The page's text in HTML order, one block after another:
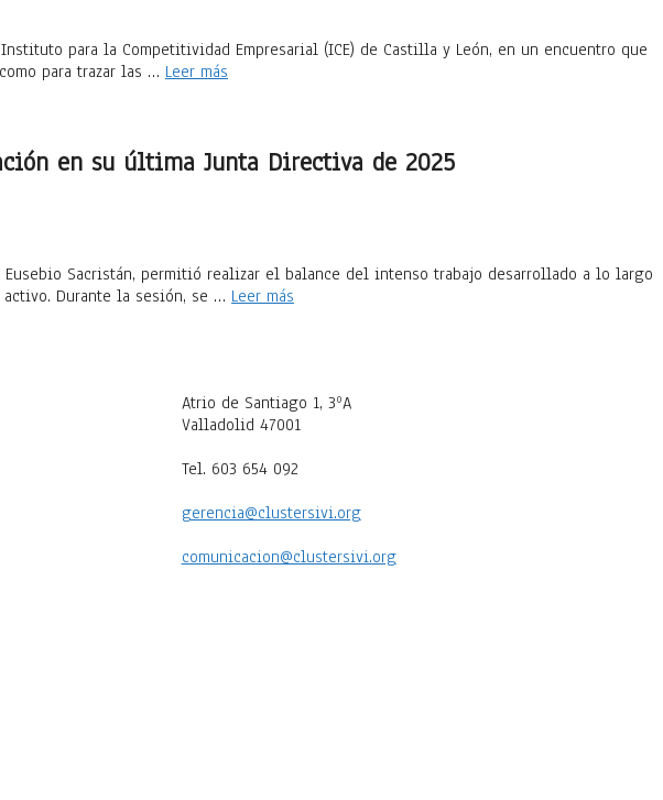
para la Competitividad Empresarial (ICE) de Castilla y León, en un encuentro que
para trazar las … Leer más
en su última Junta Directiva de 2025
Sacristán, permitió realizar el balance del intenso trabajo desarrollado a lo largo
Durante la sesión, se … Leer más
Atrio de Santiago 1, 3ºA
Valladolid 47001
Tel. 603 654 092
gerencia@clustersivi.org
comunicacion@clustersivi.org